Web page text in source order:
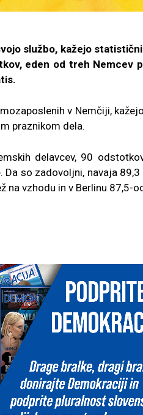
službo, kažejo
eden od treh Nemcev
v Nemčiji,
praznikom dela.
delavcev, 90
so zadovoljni, navaja
na vzhodu in v Berlinu 87,5-